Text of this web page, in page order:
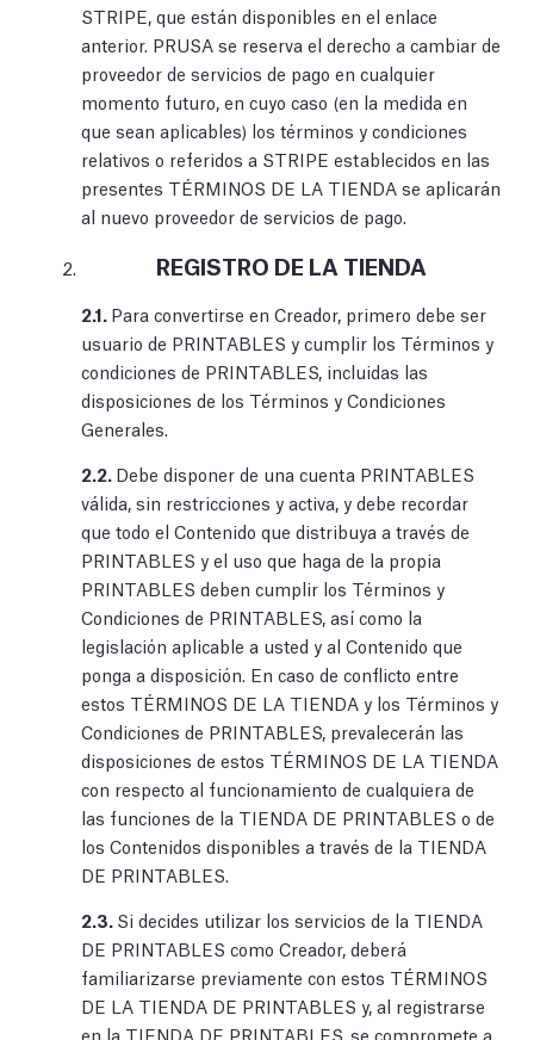
STRIPE, que están disponibles en el enlace
anterior. PRUSA se reserva el derecho a cambiar de
proveedor de servicios de pago en cualquier
momento futuro, en cuyo caso (en la medida en
que sean aplicables) los términos y condiciones
relativos o referidos a STRIPE establecidos en las
presentes TÉRMINOS DE LA TIENDA se aplicarán
al nuevo proveedor de servicios de pago.
REGISTRO DE LA TIENDA
2.1. Para convertirse en Creador, primero debe ser
usuario de PRINTABLES y cumplir los Términos y
condiciones de PRINTABLES, incluidas las
disposiciones de los Términos y Condiciones
Generales.
2.2. Debe disponer de una cuenta PRINTABLES
válida, sin restricciones y activa, y debe recordar
que todo el Contenido que distribuya a través de
PRINTABLES y el uso que haga de la propia
PRINTABLES deben cumplir los Términos y
Condiciones de PRINTABLES, así como la
legislación aplicable a usted y al Contenido que
ponga a disposición. En caso de conflicto entre
estos TÉRMINOS DE LA TIENDA y los Términos y
Condiciones de PRINTABLES, prevalecerán las
disposiciones de estos TÉRMINOS DE LA TIENDA
con respecto al funcionamiento de cualquiera de
las funciones de la TIENDA DE PRINTABLES o de
los Contenidos disponibles a través de la TIENDA
DE PRINTABLES.
2.3. Si decides utilizar los servicios de la TIENDA
DE PRINTABLES como Creador, deberá
familiarizarse previamente con estos TÉRMINOS
DE LA TIENDA DE PRINTABLES y, al registrarse
en la TIENDA DE PRINTABLES, se compromete a